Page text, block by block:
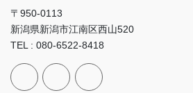
〒950-0113
新潟県新潟市江南区西山520
TEL : 080-6522-8418